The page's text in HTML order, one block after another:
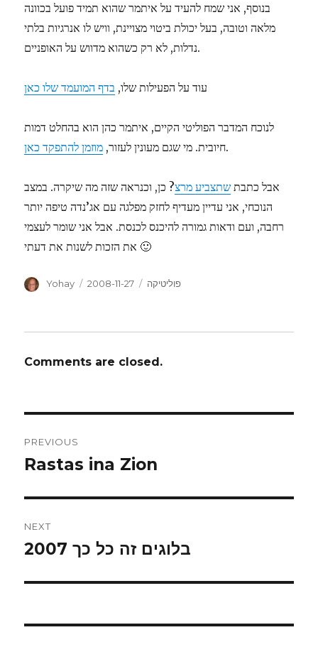
בנוסף, אני שמח להעיד על איתמר שהוא תמיד פועל בכוונה
מלאה וטובה, בעל יכולת ביטוי מצויינת, וויש לו אנרגיות בלתי
נדלות, לא רק כשהוא מדווש על האופניים.
עוד על הפעילות שלו, בדף המועמד שלו כאן
לנוכח המדבר הפוליטי הקיים, איתמר כהן הוא בהחלט דמות
חיובית. מי שגם מעונין לעזור, מוזמן להתפקד כאן .
אבל כתבת שתצביע מרצ? כן, וכנראה שזה מה שיקרה. במצב
הנוכחי, אני עדיין מעדיף לחזק מפלגה עם אג’נדה טיפה יותר
רחבה, ועם ודאות גמורה להיכנס לכנסת. אבל אני שומר לעצמי
את הזכות לשנות את דעתי 🙂
Author
Yohay
Posted
2008-11-27 Categories
פוליטיקה
Comments are closed.
navigation
PREVIOUS
Previous
Rastas ina Zion
NEXT
Next
בלוגים זה כל כך 2007